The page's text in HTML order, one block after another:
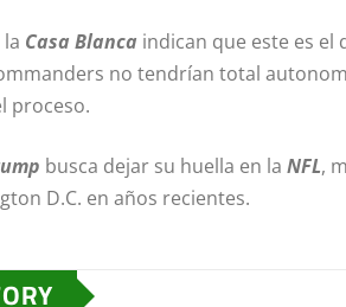
Casa Blanca indican que este es el
no tendrían total
proceso.
busca dejar su huella en la NFL,
D.C. en años recientes.